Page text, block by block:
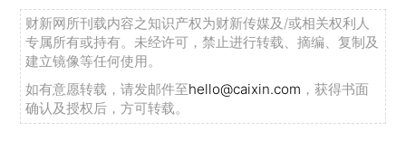
财新网所刊载内容之知识产权为财新传媒及/或相关权利人
专属所有或持有。未经许可，禁止进行转载、摘编、复制及
建立镜像等任何使用。
如有意愿转载，请发邮件至hello@caixin.com ，获得书面
确认及授权后，方可转载。